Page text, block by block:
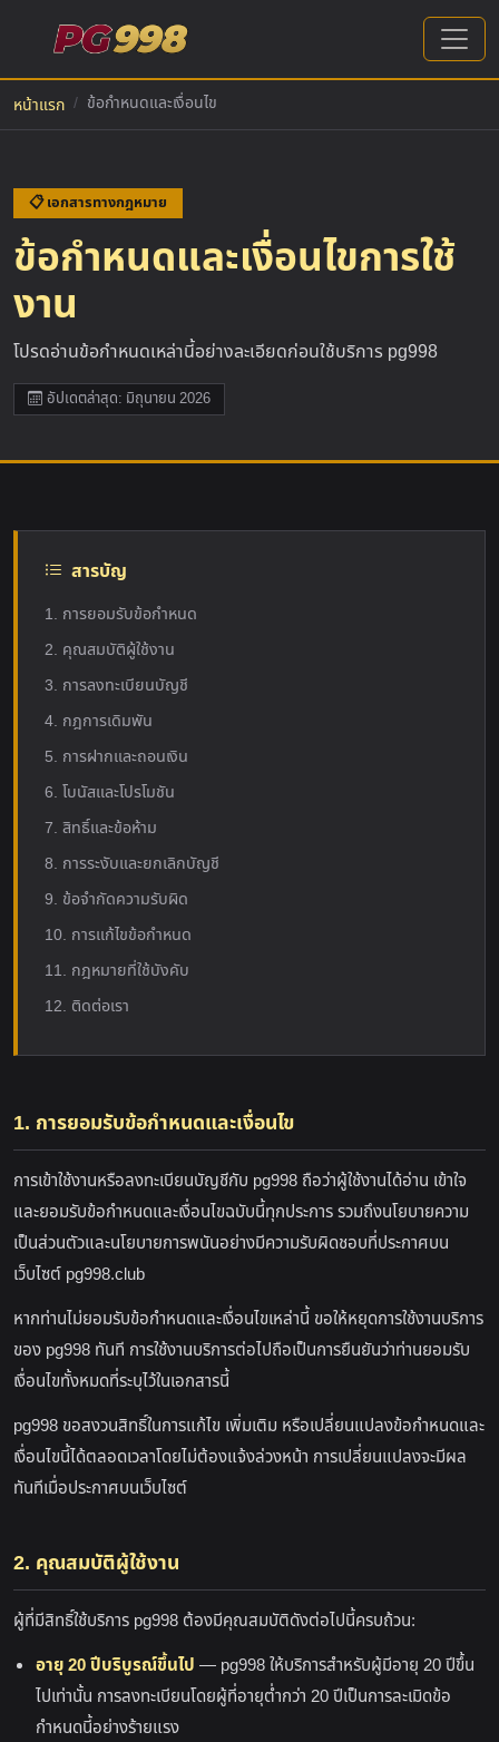
หน้าแรก ข้อกำหนดและเงื่อนไข
📋 เอกสารทางกฎหมาย
ข้อกำหนดและเงื่อนไขการใช้
งาน
โปรดอ่านข้อกำหนดเหล่านี้อย่างละเอียดก่อนใช้บริการ pg998
อัปเดตล่าสุด: มิถุนายน 2026
สารบัญ
1. การยอมรับข้อกำหนด
2. คุณสมบัติผู้ใช้งาน
3. การลงทะเบียนบัญชี
4. กฎการเดิมพัน
5. การฝากและถอนเงิน
6. โบนัสและโปรโมชัน
7. สิทธิ์และข้อห้าม
8. การระงับและยกเลิกบัญชี
9. ข้อจำกัดความรับผิด
10. การแก้ไขข้อกำหนด
11. กฎหมายที่ใช้บังคับ
12. ติดต่อเรา
1. การยอมรับข้อกำหนดและเงื่อนไข
การเข้าใช้งานหรือลงทะเบียนบัญชีกับ pg998 ถือว่าผู้ใช้งานได้อ่าน เข้าใจ
และยอมรับข้อกำหนดและเงื่อนไขฉบับนี้ทุกประการ รวมถึงนโยบายความ
เป็นส่วนตัวและนโยบายการพนันอย่างมีความรับผิดชอบที่ประกาศบน
เว็บไซต์ pg998.club
หากท่านไม่ยอมรับข้อกำหนดและเงื่อนไขเหล่านี้ ขอให้หยุดการใช้งานบริการ
ของ pg998 ทันที การใช้งานบริการต่อไปถือเป็นการยืนยันว่าท่านยอมรับ
เงื่อนไขทั้งหมดที่ระบุไว้ในเอกสารนี้
pg998 ขอสงวนสิทธิ์ในการแก้ไข เพิ่มเติม หรือเปลี่ยนแปลงข้อกำหนดและ
เงื่อนไขนี้ได้ตลอดเวลาโดยไม่ต้องแจ้งล่วงหน้า การเปลี่ยนแปลงจะมีผล
ทันทีเมื่อประกาศบนเว็บไซต์
2. คุณสมบัติผู้ใช้งาน
ผู้ที่มีสิทธิ์ใช้บริการ pg998 ต้องมีคุณสมบัติดังต่อไปนี้ครบถ้วน:
อายุ 20 ปีบริบูรณ์ขึ้นไป — pg998 ให้บริการสำหรับผู้มีอายุ 20 ปีขึ้น
ไปเท่านั้น การลงทะเบียนโดยผู้ที่อายุต่ำกว่า 20 ปีเป็นการละเมิดข้อ
กำหนดนี้อย่างร้ายแรง